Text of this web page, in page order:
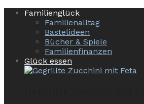
Familienglück
Familienalltag
Bastelideen
Bücher & Spiele
Familienfinanzen
Glück essen